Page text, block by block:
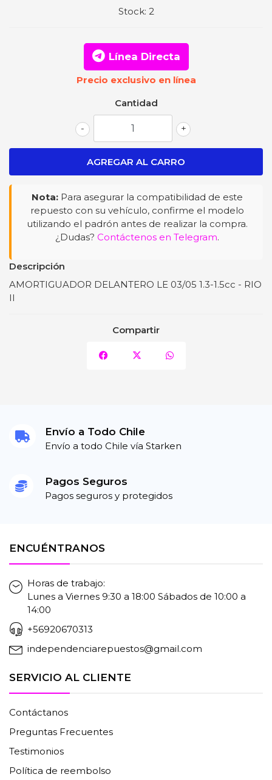
Stock: 2
Línea Directa
Precio exclusivo en línea
Cantidad
+
-
Nota: Para asegurar la compatibilidad de este
repuesto con su vehículo, confirme el modelo
utilizando el padrón antes de realizar la compra.
¿Dudas? Contáctenos en Telegram.
Descripción
AMORTIGUADOR DELANTERO LE 03/05 1.3-1.5cc - RIO
II
Compartir
Envío a Todo Chile
Envío a todo Chile vía Starken
Pagos Seguros
Pagos seguros y protegidos
ENCUÉNTRANOS
Horas de trabajo:
Lunes a Viernes 9:30 a 18:00 Sábados de 10:00 a
14:00
+56920670313
independenciarepuestos@gmail.com
SERVICIO AL CLIENTE
Contáctanos
Preguntas Frecuentes
Testimonios
Política de reembolso